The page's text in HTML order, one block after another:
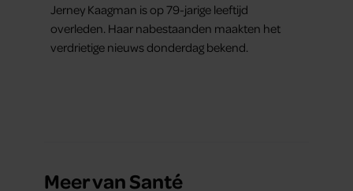
Jerney Kaagman is op 79-jarige leeftijd
overleden. Haar nabestaanden maakten het
verdrietige nieuws donderdag bekend.
Meer van Santé